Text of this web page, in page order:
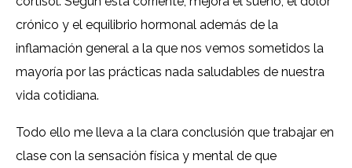
crónico y el equilibrio hormonal además de la
inflamación general a la que nos vemos sometidos la
mayoría por las prácticas nada saludables de nuestra
vida cotidiana.
Todo ello me lleva a la clara conclusión que trabajar en
clase con la sensación física y mental de que